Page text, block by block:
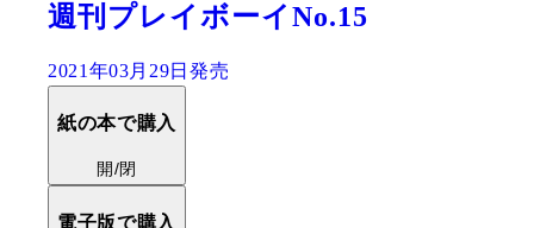
週刊プレイボーイNo.15
2021年03月29日発売
紙の本で購入
開/閉
電子版で購入